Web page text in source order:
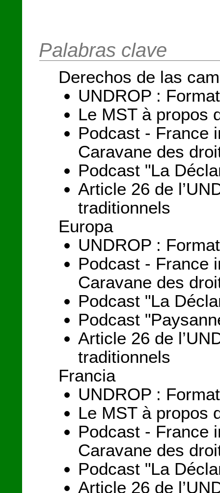
Palabras clave
Derechos de las
UNDROP :
Le MST à propos
Podcast - France
Caravane des
Podcast "La
Article 26 de
traditionnels
Europa
UNDROP :
Podcast - France
Caravane des
Podcast "La
Podcast
Article 26 de
traditionnels
Francia
UNDROP :
Le MST à propos
Podcast - France
Caravane des
Podcast "La
Article 26 de